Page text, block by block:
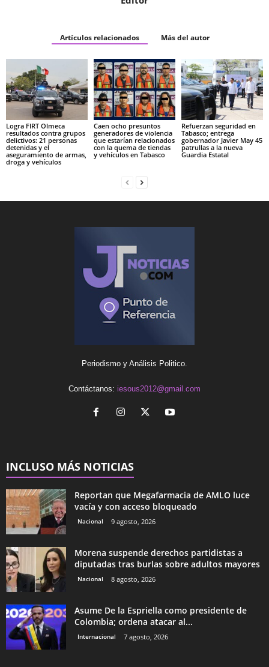
Artículos relacionados Más del autor
Logra FIRT Olmeca
resultados contra grupos
delictivos: 21 personas
detenidas y el
aseguramiento de armas,
droga y vehículos
Caen ocho presuntos
generadores de violencia
que estarían relacionados
con la quema de tiendas
y vehículos en Tabasco
Refuerzan seguridad en
Tabasco; entrega
gobernador Javier May 45
patrullas a la nueva
Guardia Estatal
Periodismo y Análisis Politico.
Contáctanos: iesous2012@gmail.com
INCLUSO MÁS NOTICIAS
Reportan que Megafarmacia de AMLO luce
vacía y con acceso bloqueado
Nacional 9 agosto, 2026
Morena suspende derechos partidistas a
diputadas tras burlas sobre adultos mayores
Nacional 8 agosto, 2026
Asume De la Espriella como presidente de
Colombia; ordena atacar al...
Internacional 7 agosto, 2026